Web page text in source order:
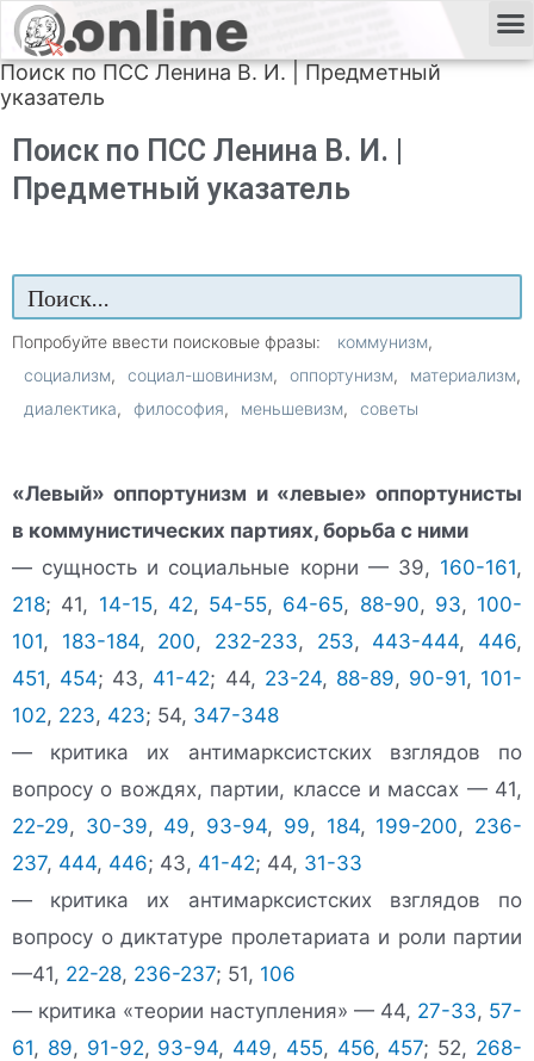
Поиск по ПСС Ленина В. И. | Предметный
указатель
Поиск по ПСС Ленина В. И. |
Предметный указатель
Попробуйте ввести поисковые фразы:
коммунизм
социализм
социал-шовинизм оппортунизм
материализм
диалектика
философия меньшевизм советы
«Левый» оппортунизм и «левые» оппортунисты
в коммунистических партиях, борьба с ними
— сущность и социальные корни — 39, 160-161,
218; 41, 14-15, 42, 54-55, 64-65, 88-90, 93, 100-
101, 183-184, 200, 232-233, 253, 443-444, 446,
451, 454; 43, 41-42; 44, 23-24, 88-89, 90-91, 101-
102, 223, 423; 54, 347-348
— критика их антимарксистских взглядов по
вопросу о вождях, партии, классе и массах — 41,
22-29, 30-39, 49, 93-94, 99, 184, 199-200, 236-
237, 444, 446; 43, 41-42; 44, 31-33
— критика их антимарксистских взглядов по
вопросу о диктатуре пролетариата и роли партии
—41, 22-28, 236-237; 51, 106
— критика «теории наступления» — 44, 27-33, 57-
61, 89, 91-92, 93-94, 449, 455, 456, 457; 52, 268-